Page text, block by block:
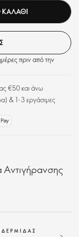
πριν από την
€50 και άνω
& 1-3 εργάσιμες
Αντιγήρανσης